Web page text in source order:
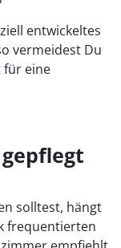
entwickeltes
vermeidest Du
für eine
solltest, hängt
frequentierten